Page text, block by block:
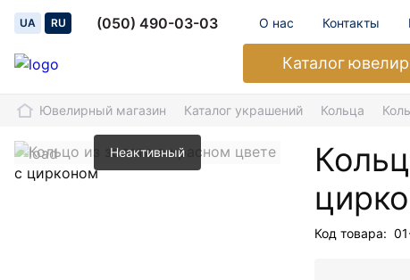
UA RU (050) 490-03-03 О нас Контакты
Каталог
Ювелирный магазин Каталог украшений Кольца
Неактивный
Код товара: